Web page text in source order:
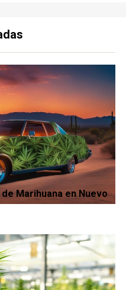
Marihuana en Nuevo